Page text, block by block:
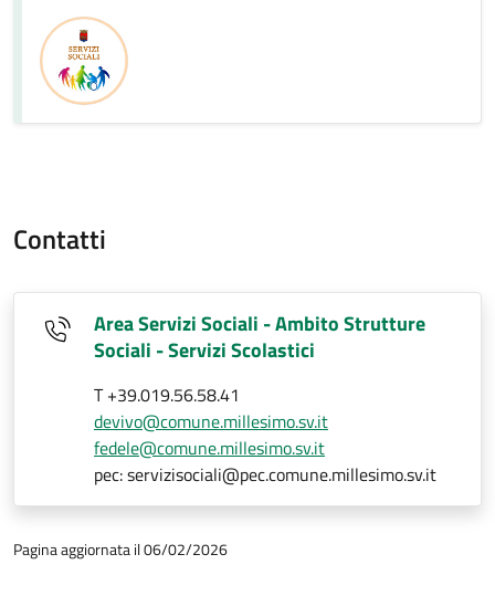
Contatti
Area Servizi Sociali - Ambito Strutture
Sociali - Servizi Scolastici
T +39.019.56.58.41
devivo@comune.millesimo.sv.it
fedele@comune.millesimo.sv.it
pec: servizisociali@pec.comune.millesimo.sv.it
Pagina aggiornata il 06/02/2026